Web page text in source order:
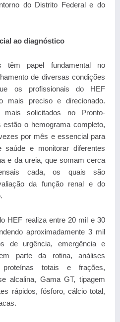
do Distrito Federal e do
ao diagnóstico
têm papel fundamental no
de diversas condições
os profissionais do HEF
mais preciso e direcionado.
mais solicitados no Pronto-
o hemograma completo,
por mês e essencial para
e monitorar diferentes
e da ureia, que somam cerca
cada, os quais são
da função renal e do
HEF realiza entre 20 mil e 30
aproximadamente 3 mil
de urgência, emergência e
parte da rotina, análises
proteínas totais e frações,
alcalina, Gama GT, tipagem
rápidos, fósforo, cálcio total,